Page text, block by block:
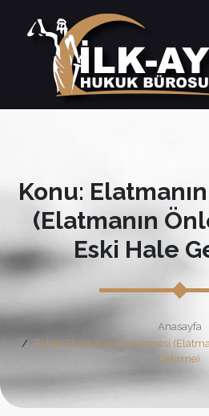
Konu:
(Elatmanın
Eski Hale
Anasayfa
Etiket: Elatmanın Önlenmesi
Getirme)